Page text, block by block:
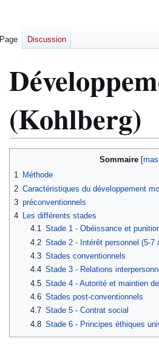
(Kohlberg)
navigation
recherche
Sommaire
1 Méthode
2 Caractéristiques du développement
3 préconventionnels
4 Les différents stades
4.1 Stade 1 - Obéissance et
4.2 Stade 2 - Intérêt personnel (5-7
4.3 Stades conventionnels
4.4 Stade 3 - Relations
4.5 Stade 4 - Autorité et maintien
4.6 Stades post-conventionnels
4.7 Stade 5 - Contrat social
4.8 Stade 6 - Principes éthiques
Page Discussion